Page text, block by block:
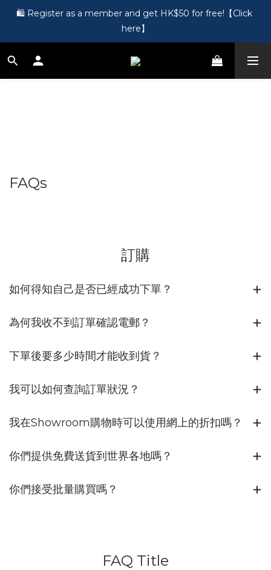
🎵 第一次接觸訂製耳機？歡迎到 Showroom 免費體驗【按此】
🛍️ Register as a member and get HK$50 for free!【Click
here】
🎵 第一次接觸訂製耳機？歡迎到 Showroom 免費體驗【按此】
FAQs
訂購
如何得知自己是否已經成功下單？
為何我收不到訂單確認電郵？
下單後要多少時間才能收到貨？
我可以如何查詢訂單狀況？
我在Showroom購物時可以使用網上的折扣嗎？
你們提供免費送貨到世界各地嗎？
你們接受批量購買嗎？
FAQ Title